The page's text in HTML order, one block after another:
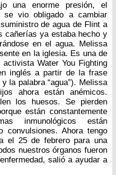
una enorme presión, el
se vio obligado a cambiar
de agua de Flint a
cañerías ya estaba hecho y
en el agua. Melissa
en la iglesia. Es una de
Water You Fighting
inglés a partir de la frase
la palabra “agua”). Melissa
ahora están anémicos.
los huesos. Se pierden
están constantemente
inmunológicos están
convulsiones. Ahora tengo
el 25 de febrero para una
nuestros órganos fueron
salió a ayudar a